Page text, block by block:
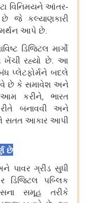
વિનિમયને આંતર-
છે જે કલ્યાણકારી
આપે છે
ડિજિટલ માર્ગો
ખેંચી રહ્યો છે.આ
પ્લેટફોર્મને બદલે
છે કે સમાવેશ અને
આમ કરીને
ભારત
બનાવવી અને
સતત આકાર આપી
છે
પાવર ગ્રીડ સુધી
ડિજિટલ પબ્લિક
સમૂહ તરીકે